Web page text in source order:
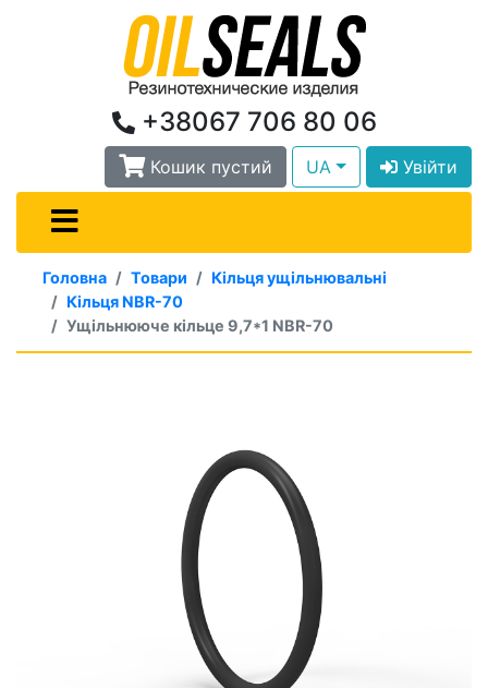
+38067 706 80 06
Кошик пустий UA Увійти
Головна Товари
Кільця ущільнювальні
Кільця NBR-70
Ущільнююче кільце 9,7*1 NBR-70